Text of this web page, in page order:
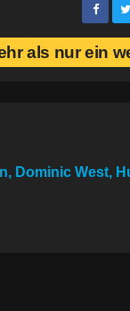
als nur ein
Dominic West,